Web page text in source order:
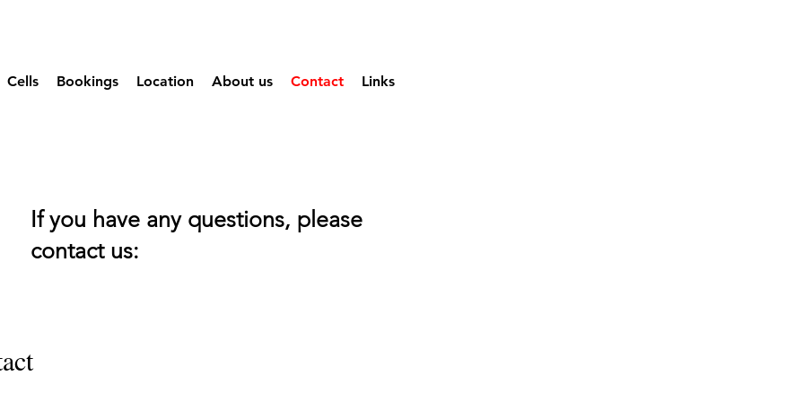
Cells Bookings Location About us Contact Links
If you have any questions, please
contact us: